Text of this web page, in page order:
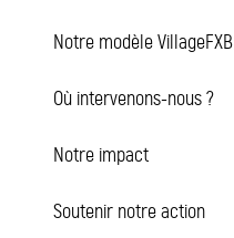
Notre modèle VillageFXB
Où intervenons-nous ?
Notre impact
Soutenir notre action